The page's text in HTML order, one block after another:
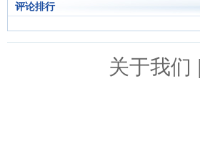
评论排行
关于我们 |